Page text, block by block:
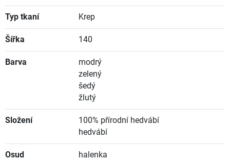
Typ tkaní Krep
Šířka 140
Barva
modrý
zelený
šedý
žlutý
Složení
100% přírodní hedvábí
hedvábí
Osud halenka